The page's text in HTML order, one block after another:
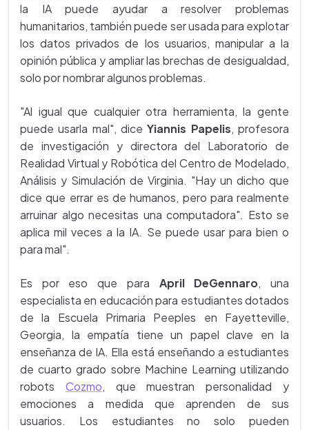
la IA puede ayudar a resolver problemas
humanitarios, también puede ser usada para explotar
los datos privados de los usuarios, manipular a la
opinión pública y ampliar las brechas de desigualdad,
solo por nombrar algunos problemas.
"Al igual que cualquier otra herramienta, la gente
puede usarla mal", diceYiannis Papelis, profesora
de investigación y directora del Laboratorio de
Realidad Virtual y Robótica del Centro de Modelado,
Análisis y Simulación de Virginia. "Hay un dicho que
dice que errar es de humanos, pero para realmente
arruinar algo necesitas una computadora". Esto se
aplica mil veces a la IA. Se puede usar para bien o
para mal".
Es por eso que para April DeGennaro, una
especialista en educación para estudiantes dotados
de la Escuela Primaria Peeples en Fayetteville,
Georgia, la empatía tiene un papel clave en la
enseñanza de IA. Ella está enseñando a estudiantes
de cuarto grado sobre Machine Learning utilizando
robots Cozmo, que muestran personalidad y
emociones a medida que aprenden de sus
usuarios. Los estudiantes no solo pueden